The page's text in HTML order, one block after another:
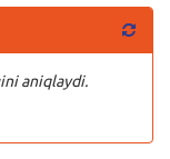
aniqlaydi.